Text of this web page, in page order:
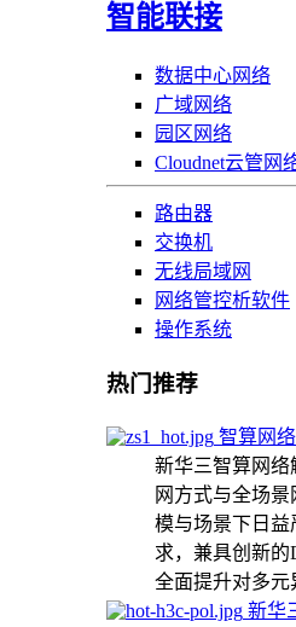
智能联接
数据中心网络
广域网络
园区网络
Cloudnet云管网
路由器
交换机
无线局域网
网络管控析软件
操作系统
热门推荐
智算网
新华三智算网络
网方式与全场
模与场景下日益
求，兼具创新的
全面提升对多元
新华